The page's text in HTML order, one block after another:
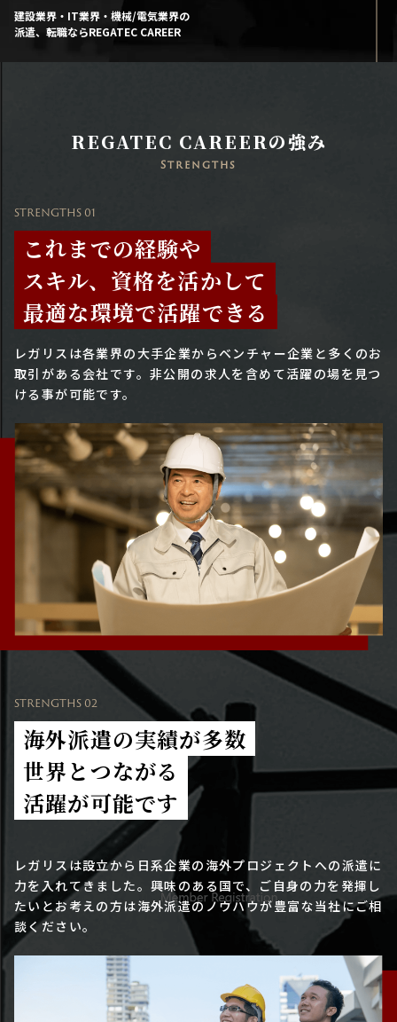
建設業界・IT業界・機械/電気業界の
派遣、転職ならREGATEC CAREER
REGATEC CAREERの強み
Strengths
STRENGTHS 01
これまでの経験や
スキル、資格を活かして
最適な環境で活躍できる
レガリスは各業界の大手企業からベンチャー企業と多くのお
取引がある会社です。 非公開の求人を含めて活躍の場を見つ
ける事が可能です。
STRENGTHS 02
海外派遣の実績が多数
世界とつながる
活躍が可能です
レガリスは設立から日系企業の海外プロジェクトへの派遣に
力を入れてきました。興味のある国で、ご自身の力を発揮し
たいとお考えの方は海外派遣のノウハウが豊富な当社にご相
談ください。